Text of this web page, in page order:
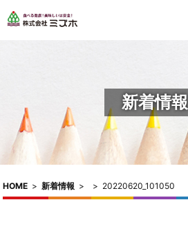
新着情報
HOME > 新着情報 > > 20220620_101050